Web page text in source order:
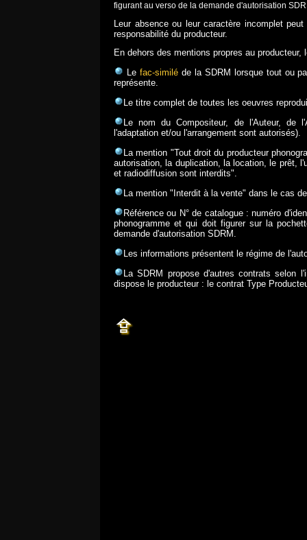
figurant au verso de la demande d'autorisation
Leur absence ou leur caractère incomplet
responsabilité du producteur.
En dehors des mentions propres au
Le fac-similéde la SDRM lorsque tout ou
représente.
Le titre complet de toutes les oeuvres
Le nom du Compositeur, de l'Auteur, de
l'adaptation et/ou l'arrangement sont autorisés).
La mention "Tout droit du producteur
autorisation, la duplication, la location, le prêt,
et radiodiffusion sont interdits".
La mention "Interdit à la vente" dans le cas
Référence ou N° de catalogue : numéro
phonogramme et qui doit figurer sur la
demande d'autorisation SDRM.
Les informations présentent le régime de
La SDRM propose d'autres contrats selon
dispose le producteur : le contrat Type